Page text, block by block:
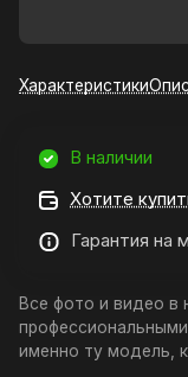
Характеристики
В наличии
Хотите
Гарантия на
Все фото и видео в
именно ту модель,